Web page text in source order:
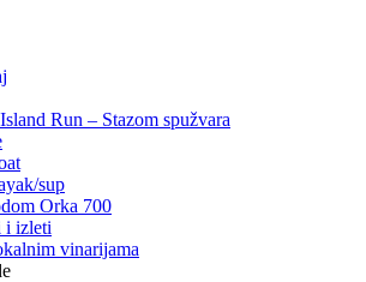
Run – Stazom spužvara
sup
Orka 700
i izleti
vinarijama